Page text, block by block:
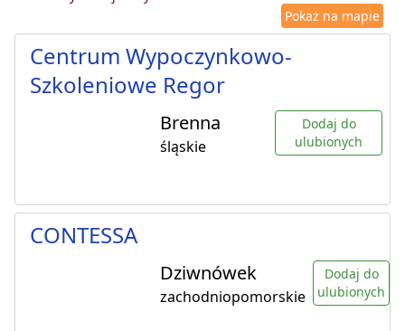
Pokaż na mapie
Centrum Wypoczynkowo-
Szkoleniowe Regor
Brenna
śląskie
Dodaj do
ulubionych
CONTESSA
Dziwnówek
zachodniopomorskie
Dodaj do
ulubionych